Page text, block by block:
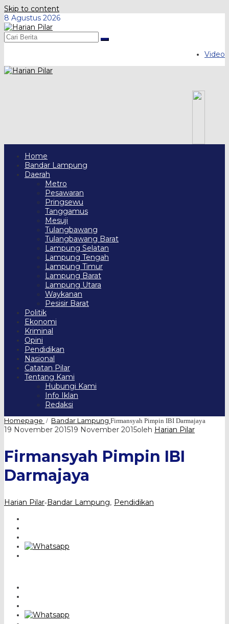
Skip to content
8 Agustus 2026
Video
Home
Bandar Lampung
Daerah
Metro
Pesawaran
Pringsewu
Tanggamus
Mesuji
Tulangbawang
Tulangbawang Barat
Lampung Selatan
Lampung Tengah
Lampung Timur
Lampung Barat
Lampung Utara
Waykanan
Pesisir Barat
Politik
Ekonomi
Kriminal
Opini
Pendidikan
Nasional
Catatan Pilar
Tentang Kami
Hubungi Kami
Info Iklan
Redaksi
Homepage / Bandar Lampung Firmansyah Pimpin IBI Darmajaya
19 November 201519 November 2015oleh Harian Pilar
Firmansyah Pimpin IBI
Darmajaya
Harian Pilar-Bandar Lampung Pendidikan